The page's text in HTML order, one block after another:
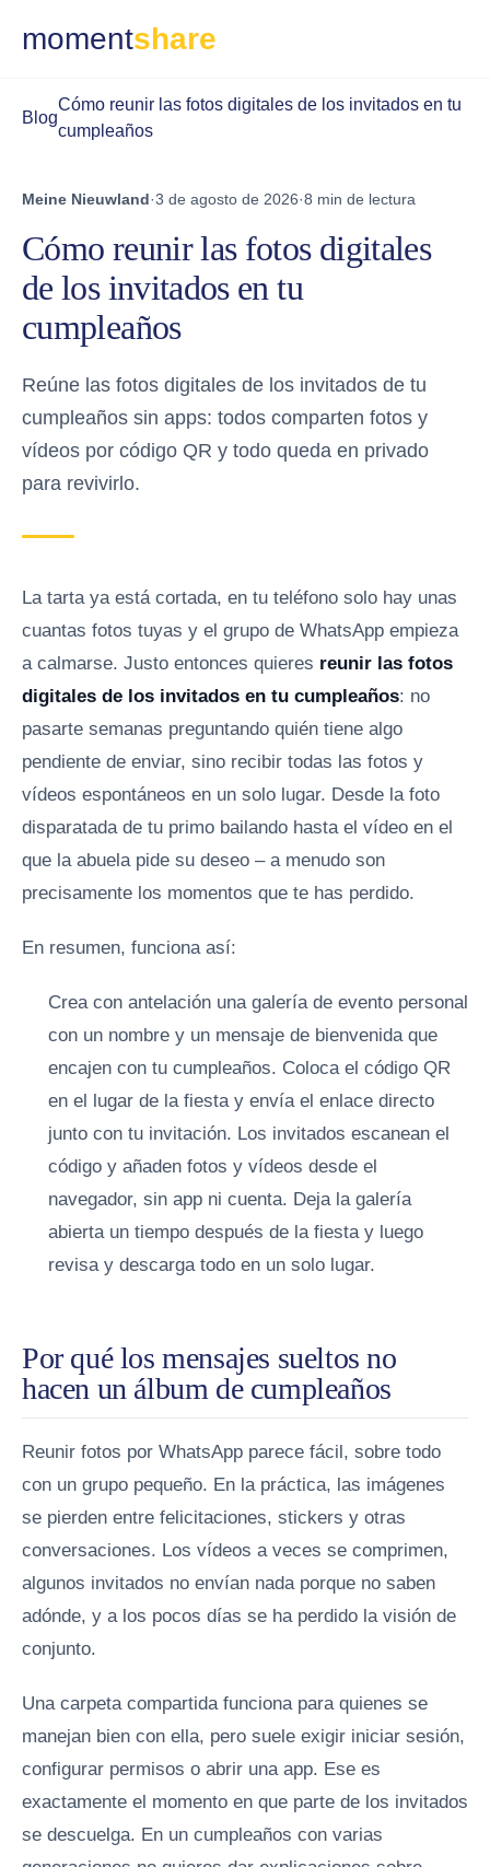
momentshare
Blog
Cómo reunir las fotos digitales de los invitados en tu
cumpleaños
Meine Nieuwland·3 de agosto de 2026·8 min de lectura
Cómo reunir las fotos digitales
de los invitados en tu
cumpleaños
Reúne las fotos digitales de los invitados de tu
cumpleaños sin apps: todos comparten fotos y
vídeos por código QR y todo queda en privado
para revivirlo.
La tarta ya está cortada, en tu teléfono solo hay unas
cuantas fotos tuyas y el grupo de WhatsApp empieza
a calmarse. Justo entonces quieres reunir las fotos
digitales de los invitados en tu cumpleaños: no
pasarte semanas preguntando quién tiene algo
pendiente de enviar, sino recibir todas las fotos y
vídeos espontáneos en un solo lugar. Desde la foto
disparatada de tu primo bailando hasta el vídeo en el
que la abuela pide su deseo – a menudo son
precisamente los momentos que te has perdido.
En resumen, funciona así:
Crea con antelación una galería de evento personal
con un nombre y un mensaje de bienvenida que
encajen con tu cumpleaños. Coloca el código QR
en el lugar de la fiesta y envía el enlace directo
junto con tu invitación. Los invitados escanean el
código y añaden fotos y vídeos desde el
navegador, sin app ni cuenta. Deja la galería
abierta un tiempo después de la fiesta y luego
revisa y descarga todo en un solo lugar.
Por qué los mensajes sueltos no
hacen un álbum de cumpleaños
Reunir fotos por WhatsApp parece fácil, sobre todo
con un grupo pequeño. En la práctica, las imágenes
se pierden entre felicitaciones, stickers y otras
conversaciones. Los vídeos a veces se comprimen,
algunos invitados no envían nada porque no saben
adónde, y a los pocos días se ha perdido la visión de
conjunto.
Una carpeta compartida funciona para quienes se
manejan bien con ella, pero suele exigir iniciar sesión,
configurar permisos o abrir una app. Ese es
exactamente el momento en que parte de los invitados
se descuelga. En un cumpleaños con varias